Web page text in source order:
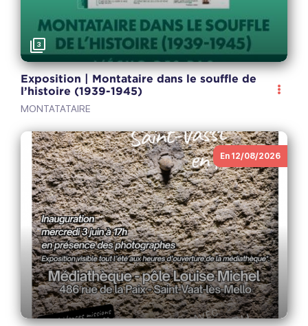
3
Exposition | Montataire dans le souffle de
l’histoire (1939-1945)
MONTATATAIRE
En 12/08/2026